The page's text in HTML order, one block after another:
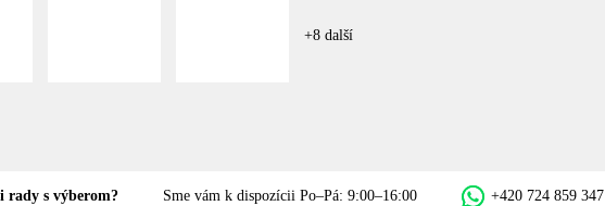
+8 další
rady s výberom? Sme vám k dispozícii Po–Pá: 9:00–16:00 +420 724 859 347